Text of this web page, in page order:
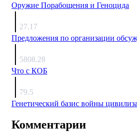
Оружие Порабощения и Геноцида
27.17
Предложения по организации
5808.28
Что с КОБ
79.5
Генетический базис войны
Комментарии